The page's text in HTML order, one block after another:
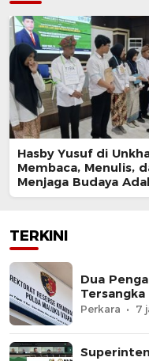
Hasby Yusuf di
Membaca, Menulis,
Menjaga Budaya
Investasi Intelektual
TERKINI
Dua
Perkara 7